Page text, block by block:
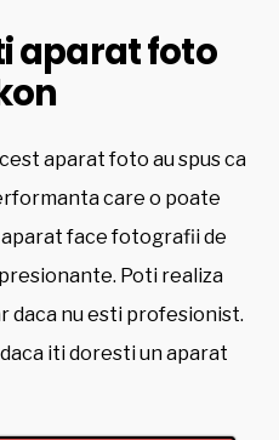
aparat foto
aparat foto au spus ca
care o poate
face fotografii de
Poti realiza
daca nu esti profesionist.
iti doresti un aparat